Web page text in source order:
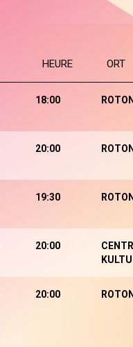
HEURE ORT
18:00
20:00
19:30
20:00
20:00